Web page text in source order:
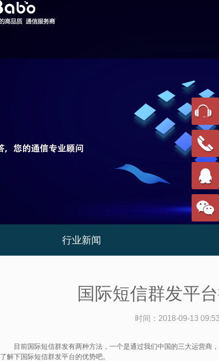
行业新闻
国际短信群发平
时间： 2018-09-13
目前国际短信群发有两种方法，一个是通过我们中国的三大运营商
了解下国际短信群发平台的优势吧。